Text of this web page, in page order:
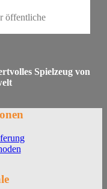
öffentliche
Spielzeug von